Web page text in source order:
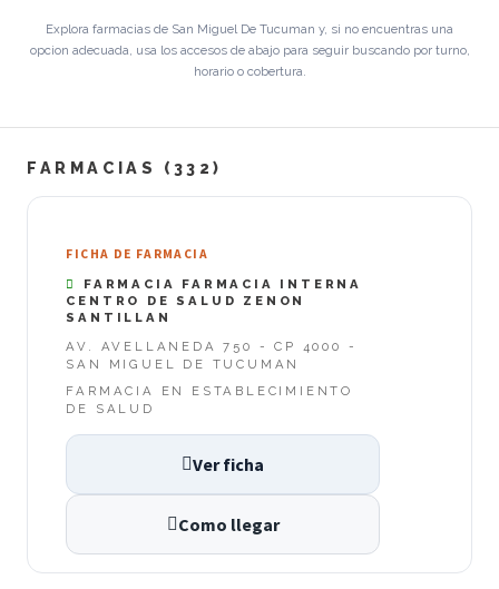
Explora farmacias de San Miguel De Tucuman y, si no encuentras una
opcion adecuada, usa los accesos de abajo para seguir buscando por turno,
horario o cobertura.
FARMACIAS (332)
FICHA DE FARMACIA
FARMACIA FARMACIA INTERNA
CENTRO DE SALUD ZENON
SANTILLAN
AV. AVELLANEDA 750 - CP 4000 -
SAN MIGUEL DE TUCUMAN
FARMACIA EN ESTABLECIMIENTO
DE SALUD
Ver ficha
Como llegar